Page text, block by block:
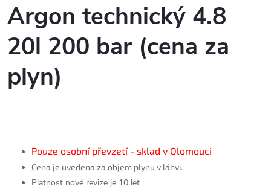
Argon technický 4.8
20l 200 bar (cena za
plyn)
Pouze osobní převzetí - sklad v Olomouci
Cena je uvedena za objem plynu v láhvi.
Platnost nové revize je 10 let.